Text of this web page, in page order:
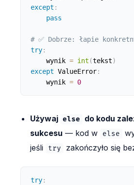
except :
pass
# ✅ Dobrze: łapie
try:
    wynik
= int (tekst)
except ValueError:
    wynik
= 0
Używaj else
do kodu
sukcesu — kod w else
jeśli
try zakończyło się
try: